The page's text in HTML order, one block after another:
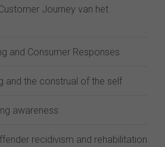
Journey van het
and Consumer Responses
and the construal of the self
awareness
recidivism and rehabilitation